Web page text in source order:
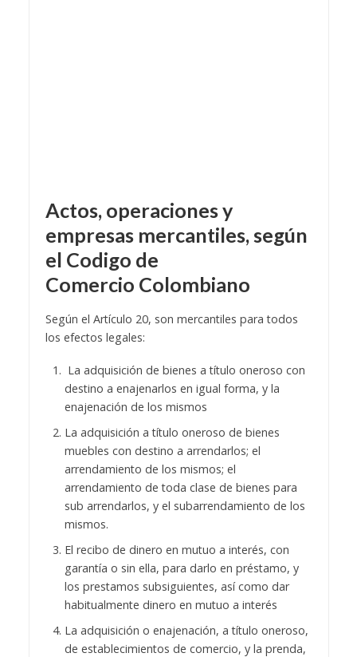
Actos, operaciones y
empresas mercantiles, según
el Codigo de
Comercio Colombiano
Según el Artículo 20, son mercantiles para todos
los efectos legales:
La adquisición de bienes a título oneroso con
destino a enajenarlos en igual forma, y la
enajenación de los mismos
La adquisición a título oneroso de bienes
muebles con destino a arrendarlos; el
arrendamiento de los mismos; el
arrendamiento de toda clase de bienes para
sub arrendarlos, y el subarrendamiento de los
mismos.
El recibo de dinero en mutuo a interés, con
garantía o sin ella, para darlo en préstamo, y
los prestamos subsiguientes, así como dar
habitualmente dinero en mutuo a interés
La adquisición o enajenación, a título oneroso,
de establecimientos de comercio, y la prenda,